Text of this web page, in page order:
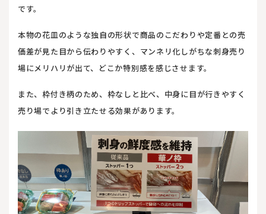
です。
本物の花皿のような独自の形状で商品のこだわりや定番との売
価差が見た目から伝わりやすく、マンネリ化しがちな刺身売り
場にメリハリが出て、どこか特別感を感じさせます。
また、枠付き柄のため、枠なしと比べ、中身に目が行きやすく
売り場でより引き立たせる効果があります。